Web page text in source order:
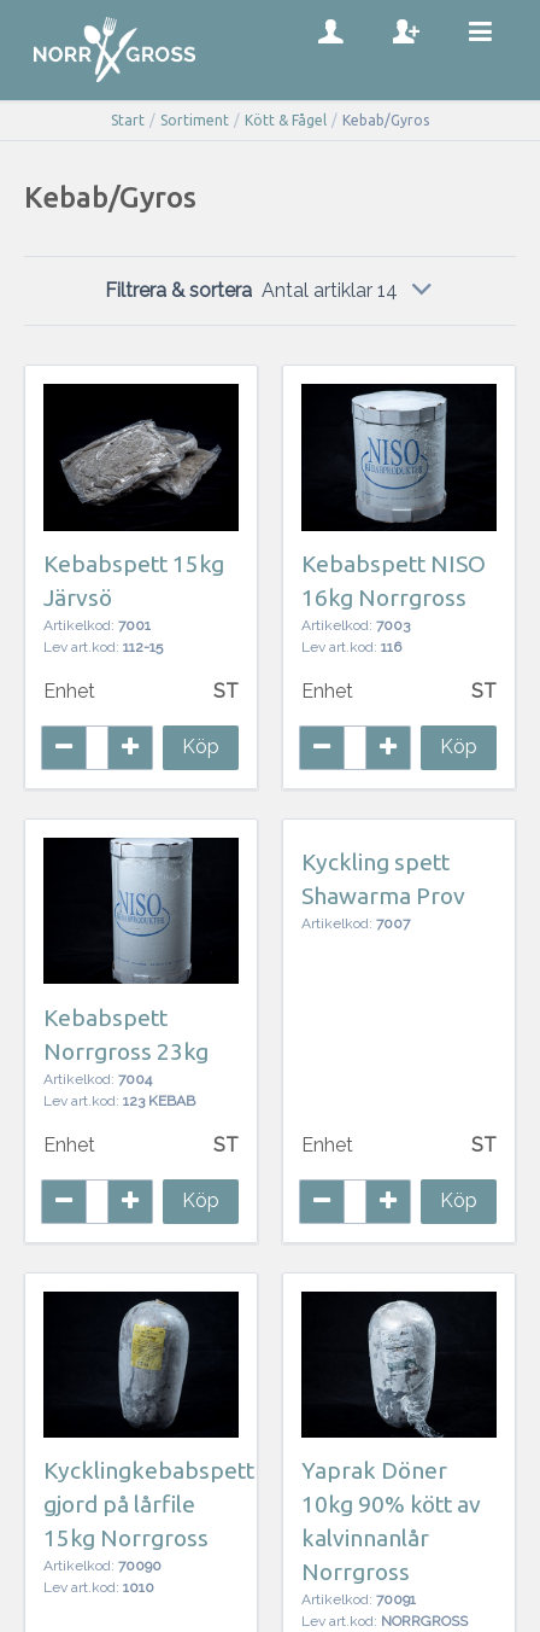
Start / Sortiment / Kött & Fågel / Kebab/Gyros
Kebab/Gyros
Filtrera & sortera Antal artiklar 14
Kebabspett 15kg
Järvsö
Artikelkod: 7001
Lev art.kod: 112-15
Enhet ST
Köp
Kebabspett NISO
16kg Norrgross
Artikelkod: 7003
Lev art.kod: 116
Enhet ST
Köp
Kebabspett
Norrgross 23kg
Artikelkod: 7004
Lev art.kod: 123 KEBAB
Enhet ST
Köp
Kyckling spett
Shawarma Prov
Artikelkod: 7007
Enhet ST
Köp
Kycklingkebabspett
gjord på lårfile
15kg Norrgross
Artikelkod: 70090
Lev art.kod: 1010
Yaprak Döner
10kg 90% kött av
kalvinnanlår
Norrgross
Artikelkod: 70091
Lev art.kod: NORRGROSS